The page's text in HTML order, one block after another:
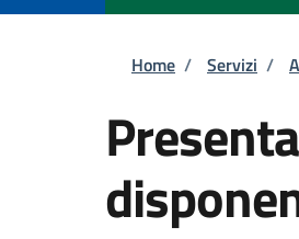
Briciole
Home / Servizi /